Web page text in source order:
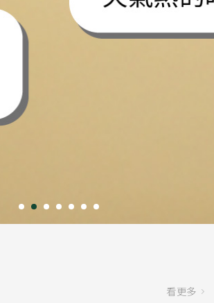
看更多